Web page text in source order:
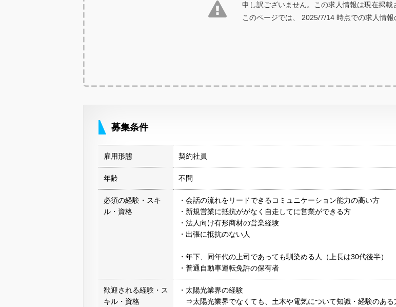
申し訳ございません。この求人情報は現在掲載
このページでは、 2025/7/14 時点での求人情報
募集条件
雇用形態 契約社員
年齢 不問
必須の経験・スキ
ル・資格
・会話の流れをリードできるコミュニケーション能力の高い方
・新規営業に抵抗ががなく自走してに営業ができる方
・法人向け有形商材の営業経験
・出張に抵抗のない人
・年下、同年代の上司であっても馴染める人（上長は30代後半）
・普通自動車運転免許の保有者
歓迎される経験・ス
キル・資格
・太陽光業界の経験
⇒太陽光業界でなくても、土木や電気について知識・経験のある